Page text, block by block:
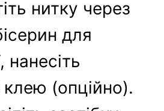
нитку через
для
нанесіть
(опційно).